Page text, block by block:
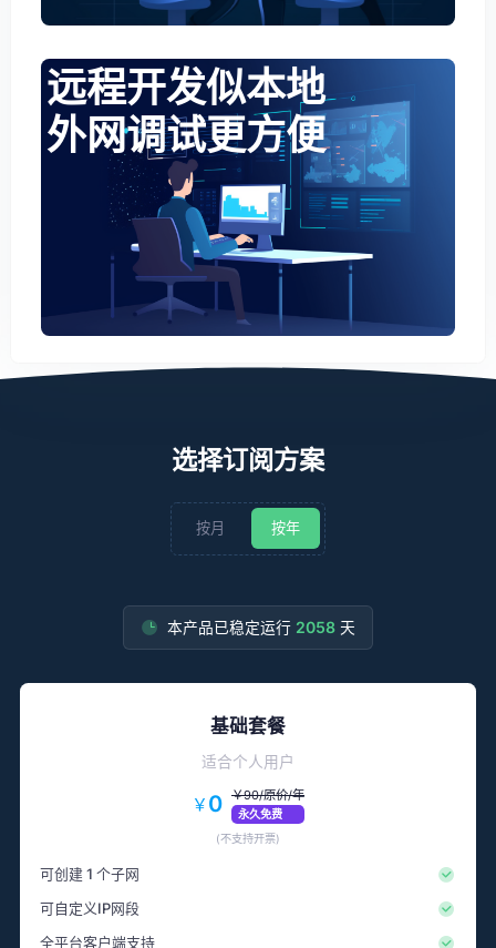
远程开发似本地
外网调试更方便
选择订阅方案
按月 按年
本产品已稳定运行 2058天
基础套餐
适合个人用户
￥ 0 ￥90/原价/年
永久免费
(不支持开票)
可创建 1 个子网
可自定义IP网段
全平台客户端支持